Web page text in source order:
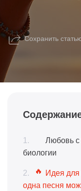
Сохранить
Любовь с
биологии
Идея для
одна песня